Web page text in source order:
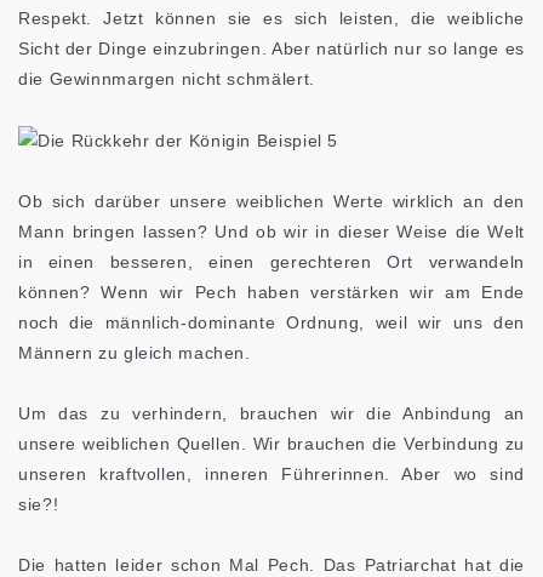
Respekt. Jetzt können sie es sich leisten, die weibliche
Sicht der Dinge einzubringen. Aber natürlich nur so lange es
die Gewinnmargen nicht schmälert.
Ob sich darüber unsere weiblichen Werte wirklich an den
Mann bringen lassen? Und ob wir in dieser Weise die Welt
in einen besseren, einen gerechteren Ort verwandeln
können? Wenn wir Pech haben verstärken wir am Ende
noch die männlich-dominante Ordnung, weil wir uns den
Männern zu gleich machen.
Um das zu verhindern, brauchen wir die Anbindung an
unsere weiblichen Quellen. Wir brauchen die Verbindung zu
unseren kraftvollen, inneren Führerinnen. Aber wo sind
sie?!
Die hatten leider schon Mal Pech. Das Patriarchat hat die